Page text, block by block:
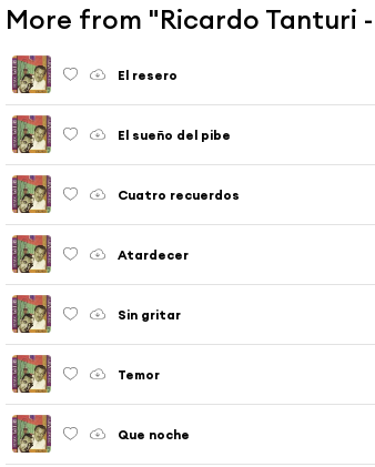
More from "Ricardo Tanturi
El resero
El sueño del pibe
Cuatro recuerdos
Atardecer
Sin gritar
Temor
Que noche